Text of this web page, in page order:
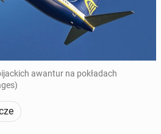
awantur na pokładach